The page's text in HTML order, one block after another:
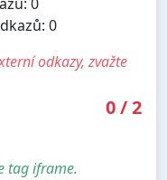
0
odkazy, zvažte
0/2
tag iframe.